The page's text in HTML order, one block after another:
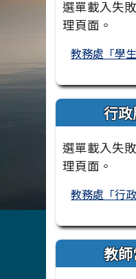
選單載入失
理頁面。
教務處「學
行
選單載入失
理頁面。
教務處「行
教